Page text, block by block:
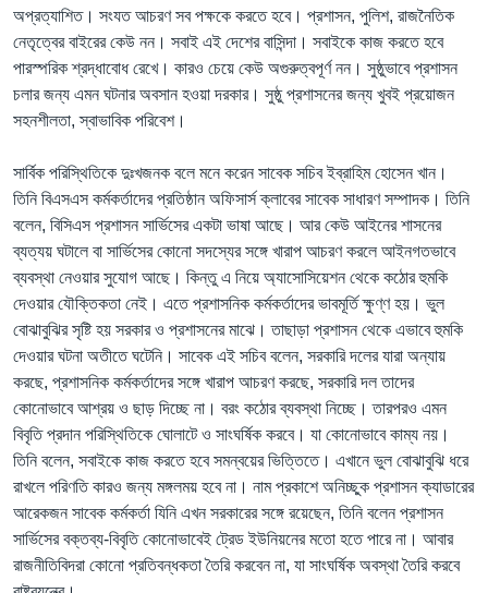
অপ্রত্যাশিত। সংযত আচরণ সব পক্ষকে করতে হবে। প্রশাসন, পুলিশ, রাজনৈতিক
নেতৃত্বের বাইরের কেউ নন। সবাই এই দেশের বাসিন্দা। সবাইকে কাজ করতে হবে
পারস্পরিক শ্রদ্ধাবোধ রেখে। কারও চেয়ে কেউ অগুরুত্বপূর্ণ নন। সুষ্ঠুভাবে প্রশাসন
চলার জন্য এমন ঘটনার অবসান হওয়া দরকার। সুষ্ঠু প্রশাসনের জন্য খুবই প্রয়োজন
সহনশীলতা, স্বাভাবিক পরিবেশ।
সার্বিক পরিস্থিতিকে দুঃখজনক বলে মনে করেন সাবেক সচিব ইব্রাহিম হোসেন খান।
তিনি বিএসএস কর্মকর্তাদের প্রতিষ্ঠান অফিসার্স ক্লাবের সাবেক সাধারণ সম্পাদক। তিনি
বলেন, বিসিএস প্রশাসন সার্ভিসের একটা ভাষা আছে। আর কেউ আইনের শাসনের
ব্যত্যয় ঘটালে বা সার্ভিসের কোনো সদস্যের সঙ্গে খারাপ আচরণ করলে আইনগতভাবে
ব্যবস্থা নেওয়ার সুযোগ আছে। কিন্তু এ নিয়ে অ্যাসোসিয়েশন থেকে কঠোর হুমকি
দেওয়ার যৌক্তিকতা নেই। এতে প্রশাসনিক কর্মকর্তাদের ভাবমূর্তি ক্ষুণ্ণ হয়। ভুল
বোঝাবুঝির সৃষ্টি হয় সরকার ও প্রশাসনের মাঝে। তাছাড়া প্রশাসন থেকে এভাবে হুমকি
দেওয়ার ঘটনা অতীতে ঘটেনি। সাবেক এই সচিব বলেন, সরকারি দলের যারা অন্যায়
করছে, প্রশাসনিক কর্মকর্তাদের সঙ্গে খারাপ আচরণ করছে, সরকারি দল তাদের
কোনোভাবে আশ্রয় ও ছাড় দিচ্ছে না। বরং কঠোর ব্যবস্থা নিচ্ছে। তারপরও এমন
বিবৃতি প্রদান পরিস্থিতিকে ঘোলাটে ও সাংঘর্ষিক করবে। যা কোনোভাবে কাম্য নয়।
তিনি বলেন, সবাইকে কাজ করতে হবে সমন্বয়ের ভিত্তিতে। এখানে ভুল বোঝাবুঝি ধরে
রাখলে পরিণতি কারও জন্য মঙ্গলময় হবে না। নাম প্রকাশে অনিচ্ছুক প্রশাসন ক্যাডারের
আরেকজন সাবেক কর্মকর্তা যিনি এখন সরকারের সঙ্গে রয়েছেন, তিনি বলেন প্রশাসন
সার্ভিসের বক্তব্য-বিবৃতি কোনোভাবেই ট্রেড ইউনিয়নের মতো হতে পারে না। আবার
রাজনীতিবিদরা কোনো প্রতিবন্ধকতা তৈরি করবেন না, যা সাংঘর্ষিক অবস্থা তৈরি করবে